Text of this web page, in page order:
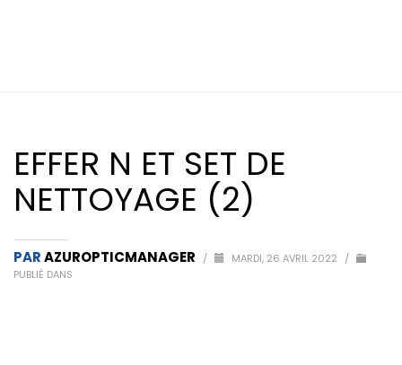
EFFER N ET SET DE
NETTOYAGE (2)
PARAZUROPTICMANAGER / MARDI, 26 AVRIL 2022
/
PUBLIÉ DANS